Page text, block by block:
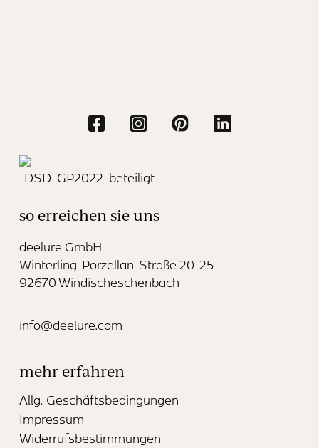
so erreichen sie uns
deelure GmbH
Winterling-Porzellan-Straße 20-25
92670 Windischeschenbach
info@deelure.com
mehr erfahren
Allg. Geschäftsbedingungen
Impressum
Widerrufsbestimmungen